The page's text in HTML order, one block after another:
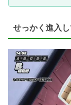
せっかく進入